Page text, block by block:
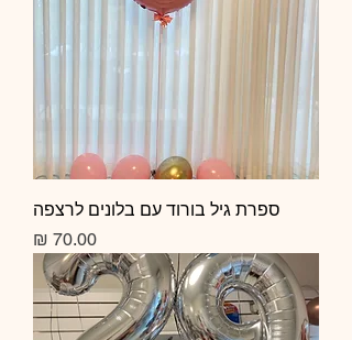
ספרת גיל בורוד עם בלונים לרצפה
מחיר